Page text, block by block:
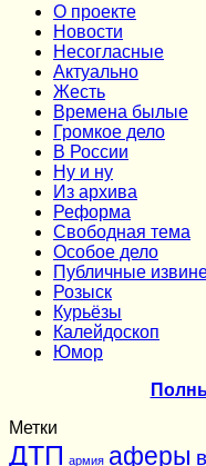
О проекте
Новости
Несогласные
Актуально
Жесть
Времена былые
Громкое дело
В России
Ну и ну
Из архива
Реформа
Cвободная тема
Особое дело
Публичные
Розыск
Курьёзы
Калейдоскоп
Юмор
Метки
ДТП армия аферы